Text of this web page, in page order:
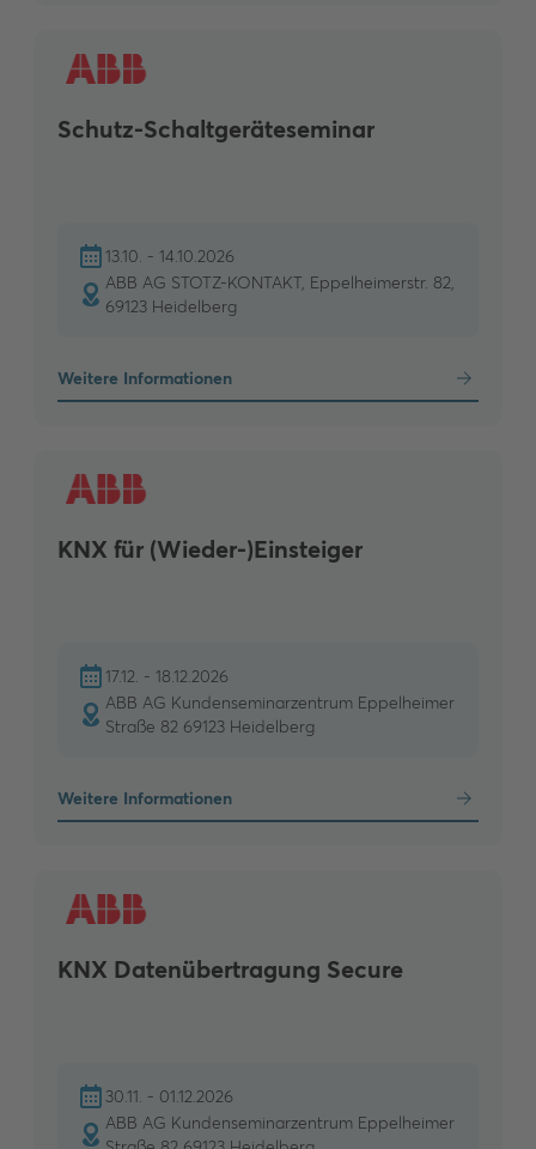
Schutz-Schaltgeräteseminar
13.10. - 14.10.2026
ABB AG STOTZ-KONTAKT, Eppelheimerstr. 82,
69123 Heidelberg
Weitere Informationen
KNX für (Wieder-)Einsteiger
17.12. - 18.12.2026
ABB AG Kundenseminarzentrum Eppelheimer
Straße 82 69123 Heidelberg
Weitere Informationen
KNX Datenübertragung Secure
30.11. - 01.12.2026
ABB AG Kundenseminarzentrum Eppelheimer